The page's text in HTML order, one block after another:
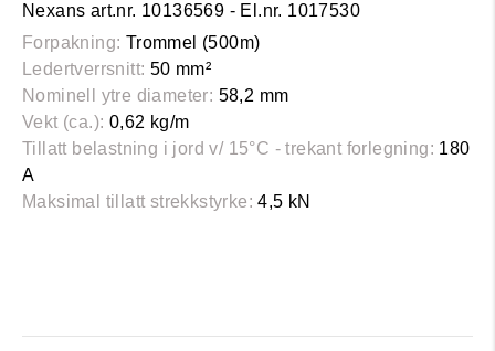
Nexans art.nr. 10136569 - El.nr. 1017530
Forpakning: Trommel (500m)
Ledertverrsnitt: 50 mm²
Nominell ytre diameter: 58,2 mm
Vekt (ca.): 0,62 kg/m
Tillatt belastning i jord v/ 15°C - trekant forlegning: 180
A
Maksimal tillatt strekkstyrke: 4,5 kN